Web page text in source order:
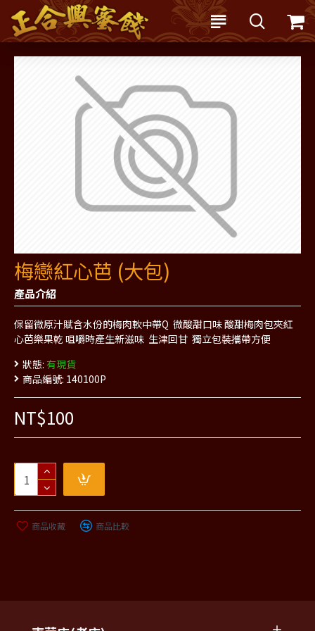
梅戀紅心芭 (大包)
產品介紹
保留微原汁賦含水份的梅肉軟中帶Q 微酸甜口味 酸甜梅肉包夾紅
心芭樂果乾 咀嚼時產生新滋味 生津回甘 獨立包裝攜帶方便
狀態: 有現貨
商品編號: 140100P
NT$100
商品收藏 商品比較